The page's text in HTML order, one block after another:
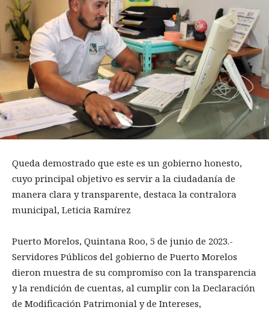
Queda demostrado que este es un gobierno honesto,
cuyo principal objetivo es servir a la ciudadanía de
manera clara y transparente, destaca la contralora
municipal, Leticia Ramírez
Puerto Morelos, Quintana Roo, 5 de junio de 2023.-
Servidores Públicos del gobierno de Puerto Morelos
dieron muestra de su compromiso con la transparencia
y la rendición de cuentas, al cumplir con la Declaración
de Modificación Patrimonial y de Intereses,